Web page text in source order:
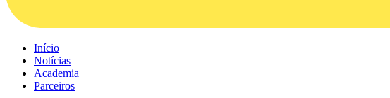
Início
Notícias
Academia
Parceiros